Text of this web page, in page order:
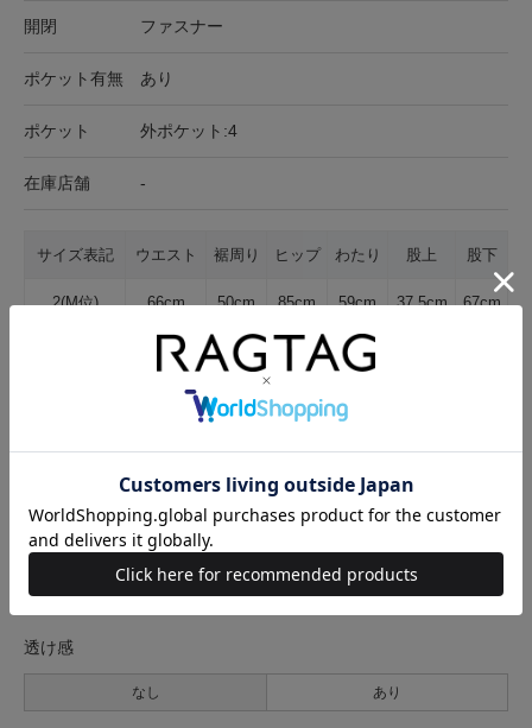
開閉 ファスナー
ポケット有無 あり
ポケット 外ポケット:4
在庫店舗 -
サイズ表記 ウエスト 裾周り ヒップ わたり 股上 股下
2(M位) 66cm 50cm 85cm 59cm 37.5cm 67cm
サイズの測り方について
裏地
なし あり
透け感
なし あり